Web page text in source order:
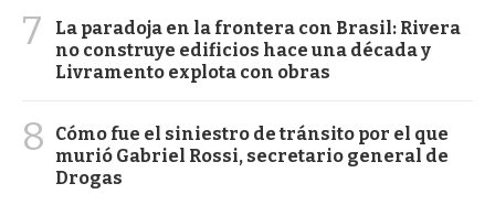
7
La paradoja en la frontera con Brasil: Rivera
no construye edificios hace una década y
Livramento explota con obras
8
Cómo fue el siniestro de tránsito por el que
murió Gabriel Rossi, secretario general de
Drogas